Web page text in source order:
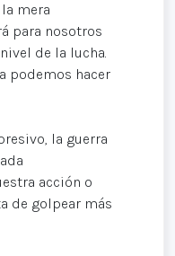
mera
para nosotros
de la lucha.
podemos hacer
la guerra
acción o
de golpear más